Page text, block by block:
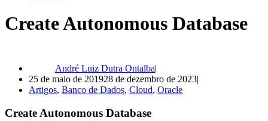
Create Autonomous Database
André Luiz Dutra Ontalba
25 de maio de 201928 de dezembro de 2023
Artigos, Banco de Dados, Cloud, Oracle
Create Autonomous Database